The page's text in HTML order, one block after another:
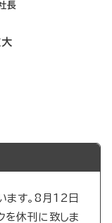
長
ます。8月12日
を休刊に致しま